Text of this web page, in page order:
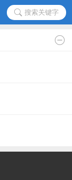
搜索关键字